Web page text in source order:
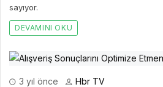
sayıyor.
DEVAMINI OKU
3 yıl önce Hbr TV